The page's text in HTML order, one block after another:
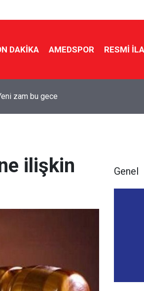
DAKIKA AMEDSPOR RESMI
zam bu gece
ilişkin
Genel